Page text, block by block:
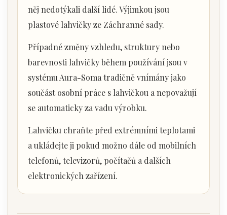
něj nedotýkali další lidé. Výjimkou jsou
plastové lahvičky ze Záchranné sady.
Případné změny vzhledu, struktury nebo
barevnosti lahvičky během používání jsou v
systému Aura-Soma tradičně vnímány jako
součást osobní práce s lahvičkou a nepovažují
se automaticky za vadu výrobku.
Lahvičku chraňte před extrémními teplotami
a ukládejte ji pokud možno dále od mobilních
telefonů, televizorů, počítačů a dalších
elektronických zařízení.